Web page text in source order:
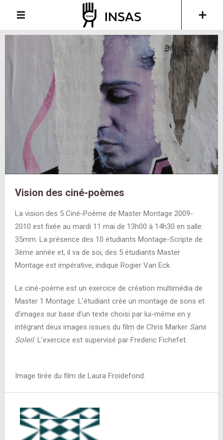
Vision des ciné-poèmes
La vision des 5 Ciné-Poème de Master Montage 2009-
2010 est fixée au mardi 11 mai de 13h00 à 14h30 en salle
35mm. La présence des 10 étudiants Montage-Scripte de
3ème année et, il va de soi, des 5 étudiants Master
Montage est impérative, indique Rogier Van Eck.
Le ciné-poème est un exercice de création multimédia de
Master 1 Montage. L’étudiant crée un montage de sons et
d’images sur base d’un texte choisi par lui-même en y
intégrant deux images issues du film de Chris Marker Sans
Soleil. L’exercice est supervisé par Frederic Fichefet.
Image tirée du film de Laura Froidefond.